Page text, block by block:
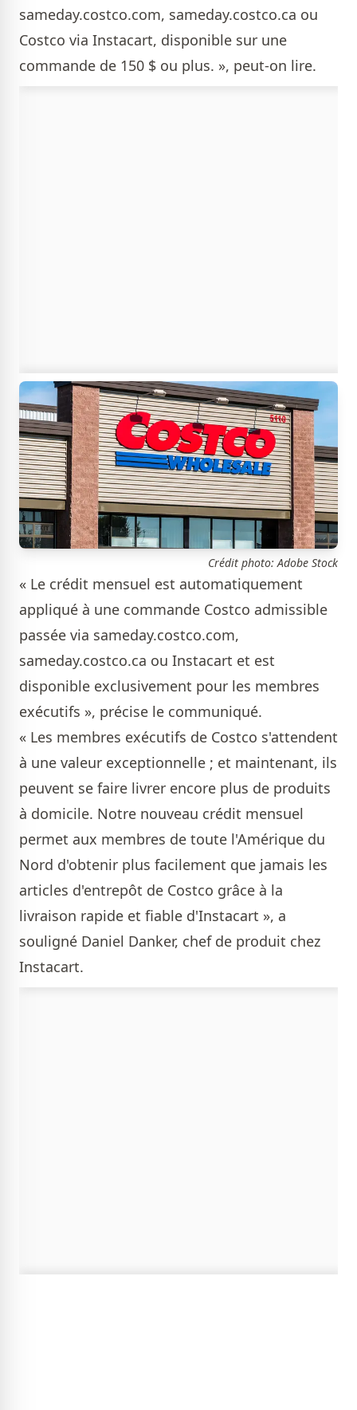
sameday.costco.com, sameday.costco.ca ou
Costco via Instacart, disponible sur une
commande de 150 $ ou plus. », peut-on lire.
Crédit photo: Adobe Stock
« Le crédit mensuel est automatiquement
appliqué à une commande Costco admissible
passée via sameday.costco.com,
sameday.costco.ca ou Instacart et est
disponible exclusivement pour les membres
exécutifs », précise le communiqué.
« Les membres exécutifs de Costco s'attendent
à une valeur exceptionnelle ; et maintenant, ils
peuvent se faire livrer encore plus de produits
à domicile. Notre nouveau crédit mensuel
permet aux membres de toute l'Amérique du
Nord d'obtenir plus facilement que jamais les
articles d'entrepôt de Costco grâce à la
livraison rapide et fiable d'Instacart », a
souligné Daniel Danker, chef de produit chez
Instacart.